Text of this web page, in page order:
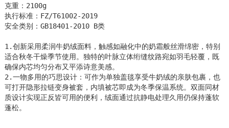
克重：2100g
执行标准：FZ/T61002-2019
安全类别：GB18401-2010 B类
1.创新采用柔润牛奶绒面料，触感如融化中的奶霜般丝滑绵密，特别
适合秋冬干燥季节使用。独特的叶脉立体绗缝纹路宛如羽毛轻覆，既
确保内芯均匀分布又平添诗意美感。
2.一物多用的巧思设计：可作为单独盖毯享受牛奶绒的亲肤包裹，也
可打开隐形拉链变身被套，内填被芯即成为冬季保温系统。双面同材
质设计实现正反皆可用的便利，绒面通过抗静电处理久用仍保持蓬软
蓬松。